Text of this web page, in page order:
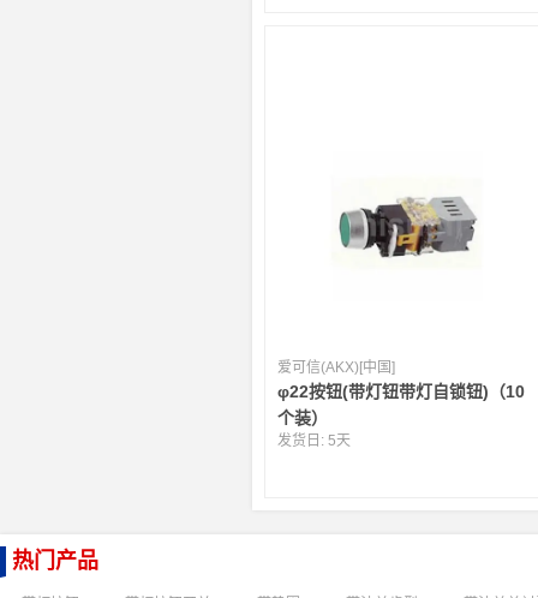
爱可信(AKX)[中国]
φ22按钮(带灯钮带灯自锁钮)（10
个装）
发货日:5天
热门产品